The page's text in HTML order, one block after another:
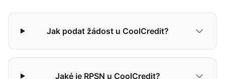
Jak podat žádost u CoolCredit?
Jaké je RPSN u CoolCredit?